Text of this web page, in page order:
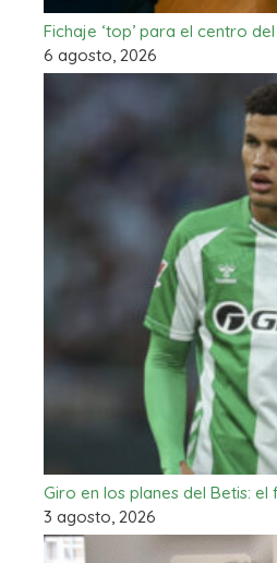
Fichaje ‘top’ para el centro
6 agosto, 2026
Giro en los planes del Betis: el
3 agosto, 2026